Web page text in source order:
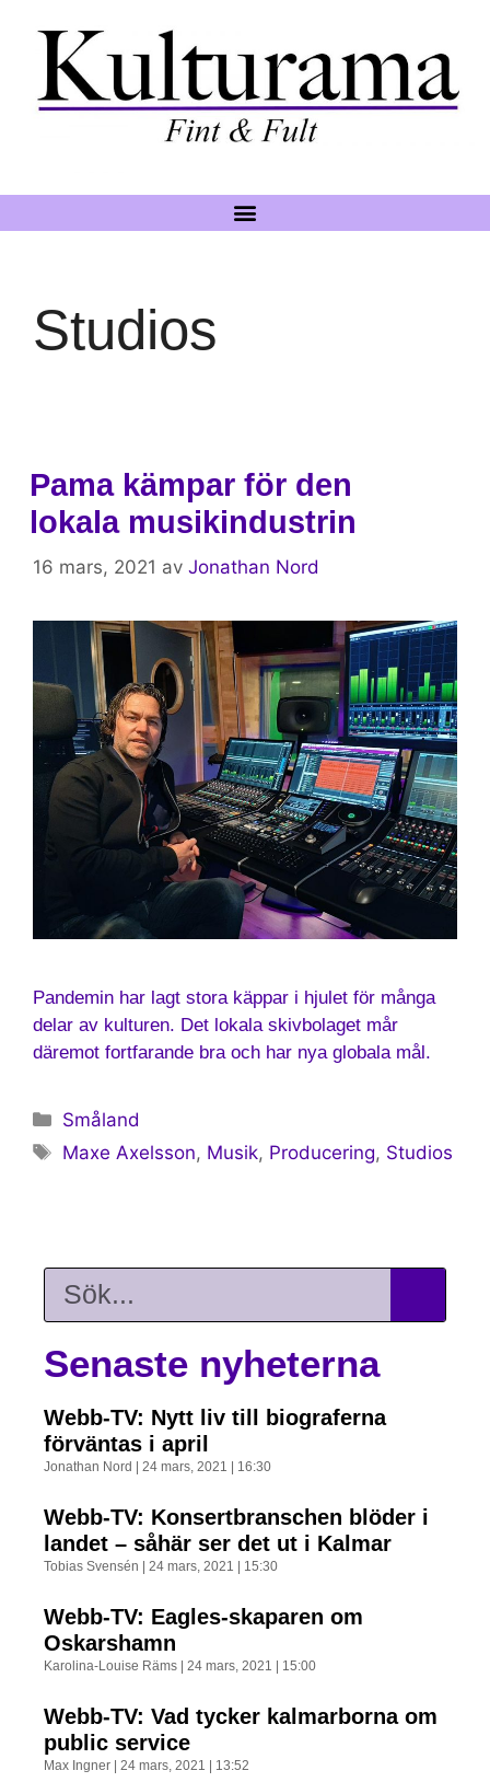
Studios
Pama kämpar för den
lokala musikindustrin
16 mars, 2021 av Jonathan Nord
Pandemin har lagt stora käppar i hjulet för många
delar av kulturen. Det lokala skivbolaget mår
däremot fortfarande bra och har nya globala mål.
Småland
Maxe Axelsson, Musik, Producering, Studios
Senaste nyheterna
Webb-TV: Nytt liv till biograferna
förväntas i april
Jonathan Nord 24 mars, 2021 16:30
Webb-TV: Konsertbranschen blöder i
landet – såhär ser det ut i Kalmar
Tobias Svensén 24 mars, 2021 15:30
Webb-TV: Eagles-skaparen om
Oskarshamn
Karolina-Louise Räms 24 mars, 2021 15:00
Webb-TV: Vad tycker kalmarborna om
public service
Max Ingner 24 mars, 2021 13:52